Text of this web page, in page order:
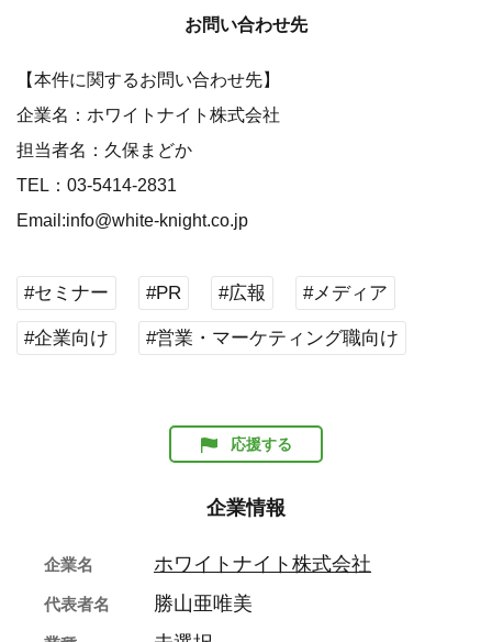
お問い合わせ先
【本件に関するお問い合わせ先】
企業名：ホワイトナイト株式会社
担当者名：久保まどか
TEL：03-5414-2831
Email:info@white-knight.co.jp
#セミナー #PR #広報 #メディア
#企業向け #営業・マーケティング職向け
応援する
企業情報
企業名 ホワイトナイト株式会社
代表者名 勝山亜唯美